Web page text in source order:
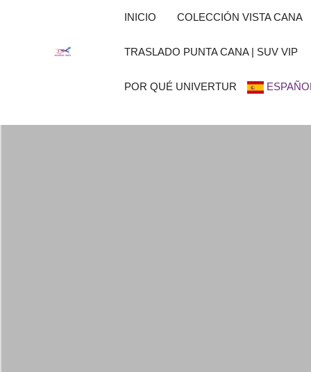
INICIO COLECCIÓN VISTA CANA
TRASLADO PUNTA CANA | SUV VIP
POR QUÉ UNIVERTUR